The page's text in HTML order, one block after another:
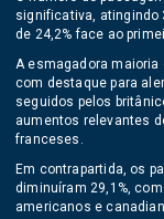
significativa, atingindo
de 24,2% face ao
A esmagadora maioria
com destaque para
seguidos pelos
aumentos relevantes
franceses.
Em contrapartida, os
diminuíram 29,1%,
americanos e